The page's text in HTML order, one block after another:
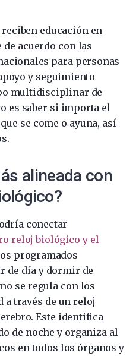
educación en
acuerdo con las
para personas
y seguimiento
multidisciplinar de
es saber si importa el
se come o ayuna, así
alineada con
conectar
reloj biológico y el
programados
de día y dormir de
se regula con los
a través de un reloj
Este identifica
de noche y organiza al
en todos los órganos y